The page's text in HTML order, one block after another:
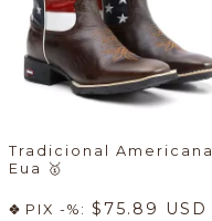
Tradicional Americana
Eua
🥇
PIX -%: $75.89 USD